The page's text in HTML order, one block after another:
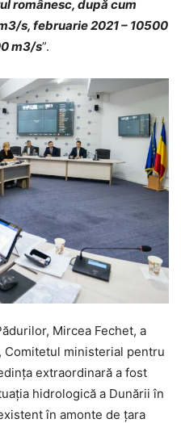
românesc, după cum
s, februarie 2021 – 10500
m3/s”.
Mircea Fechet, a
ministerial pentru
extraordinară a fost
hidrologică a Dunării în
în amonte de țara